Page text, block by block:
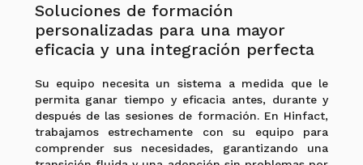
Soluciones de formación
personalizadas para una mayor
eficacia y una integración perfecta
Su equipo necesita un sistema a medida que le
permita ganar tiempo y eficacia antes, durante y
después de las sesiones de formación. En Hinfact,
trabajamos estrechamente con su equipo para
comprender sus necesidades, garantizando una